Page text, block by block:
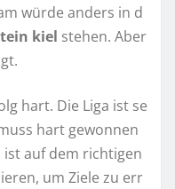
würde anders in d
kiel stehen. Aber
hart. Die Liga ist se
hart gewonnen
ist auf dem richtigen
um Ziele zu err